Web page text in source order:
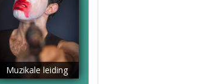
Muzikale leiding